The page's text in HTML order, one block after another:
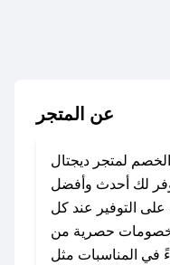
عن المتجر
لمتجر ديجتال
لك أحدث وأفضل
التوفير عند كل
حصرية من
في المناسبات مثل